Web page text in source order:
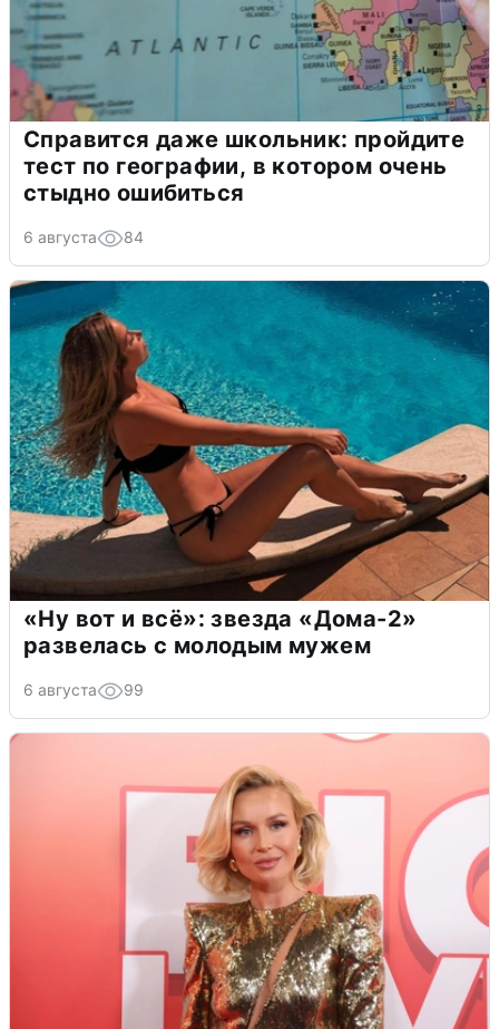
Справится даже школьник: пройдите
тест по географии, в котором очень
стыдно ошибиться
6 августа 84
«Ну вот и всё»: звезда «Дома-2»
развелась с молодым мужем
6 августа 99